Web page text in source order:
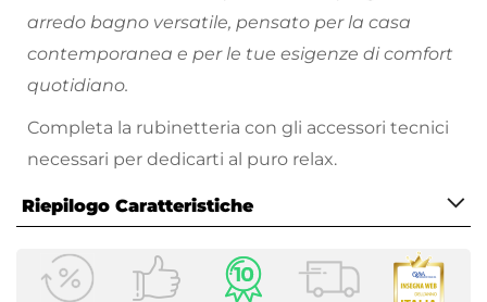
arredo bagno versatile, pensato per la casa
contemporanea e per le tue esigenze di comfort
quotidiano.
Completa la rubinetteria con gli accessori tecnici
necessari per dedicarti al puro relax.
Riepilogo Caratteristiche
Caratteristiche Generali
Tipologia Set